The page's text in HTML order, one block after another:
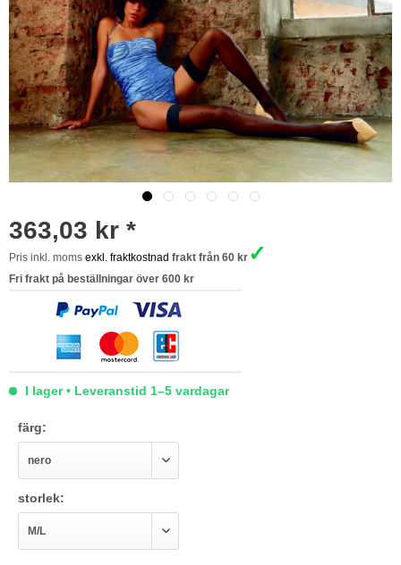
363,03 kr *
Pris inkl. moms exkl. fraktkostnad frakt från 60 kr ✓
Fri frakt på beställningar över 600 kr
I lager • Leveranstid 1–5 vardagar
färg:
storlek: